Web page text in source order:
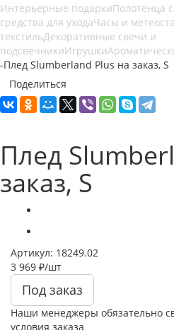
Интерьерные подаркиПолотенца
средства для уходаЧасы и
текстильДекоративные свечи и
подсвечникиИгрушки
-Плед Slumberland Plus на заказ, S
Поделиться
Плед
заказ, S
Артикул: 18249.02
3 969 ₽/шт
Под заказ
Наши менеджеры обязательно
условия заказа